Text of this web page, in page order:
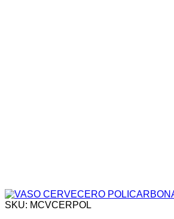
SKU: MCVCERPOL